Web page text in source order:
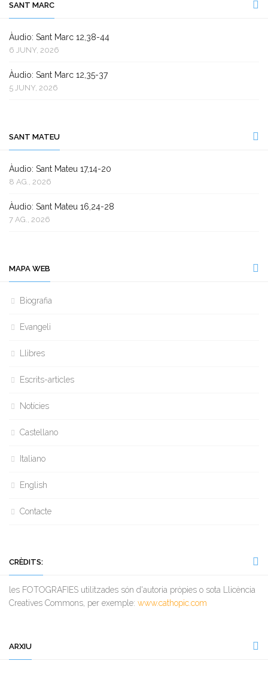
SANT MARC
Àudio: Sant Marc 12,38-44
6 JUNY, 2026
Àudio: Sant Marc 12,35-37
5 JUNY, 2026
SANT MATEU
Àudio: Sant Mateu 17,14-20
8 AG., 2026
Àudio: Sant Mateu 16,24-28
7 AG., 2026
MAPA WEB
Biografia
Evangeli
Llibres
Escrits-articles
Notícies
Castellano
Italiano
English
Contacte
CRÈDITS:
les FOTOGRAFIES utilitzades són d'autoria pròpies o sota Llicència
Creatives Commons, per exemple: www.cathopic.com
ARXIU